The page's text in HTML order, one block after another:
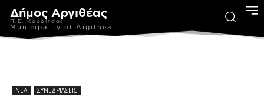
Δήμος Αργιθέας
Π.Ε. Καρδίτσας
Municipality of Argithea
ΝΕΑ ΣΥΝΕΔΡΙΑΣΕΙΣ